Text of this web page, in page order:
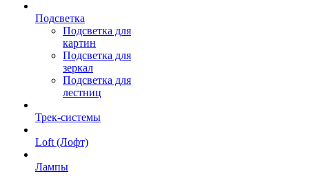
Подсветка
Подсветка для
картин
Подсветка для
зеркал
Подсветка для
лестниц
Трек-системы
Loft (Лофт)
Лампы